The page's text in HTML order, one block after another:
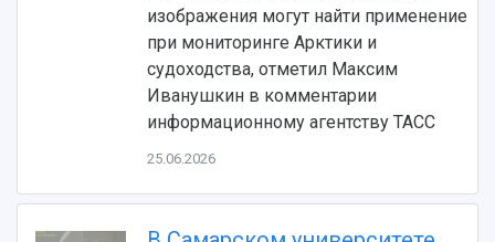
Об университете
Ключевые факты
Попечительский совет
Ученый совет
Главные новости
Бортжурнал
Объявления
СМИ об университете
Образование
Почему я выбираю Самарский университет?
Абитуриенту
Бакалавриат и специалитет
Магистратура
Аспирантура
Учебные планы
Дополнительное образование
Научно-исследовательская деятельность
Основные научные направления
Научные школы и ведущие научные коллективы
Диссертационные советы
Подготовка научных кадров
Конкурс на замещение должностей научных
Научно-технический совет
изображения могут найти применение
при мониторинге Арктики и
судоходства, отметил Максим
Иванушкин в комментарии
информационному агентству ТАСС
25.06.2026